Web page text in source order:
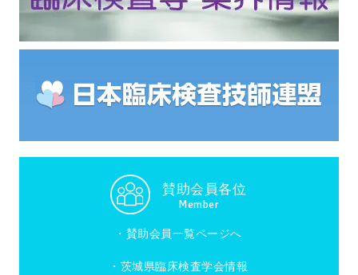
賛助会員各位
Member
・ 賛助会員一覧ページへ
・茨城県臨床検査学会情報